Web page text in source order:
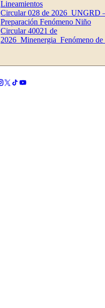
Lineamientos
Circular 028 de 2026_UNGRD
Preparación Fenómeno Niño
Circular 40021 de
2026_Minenergia_Fenómeno